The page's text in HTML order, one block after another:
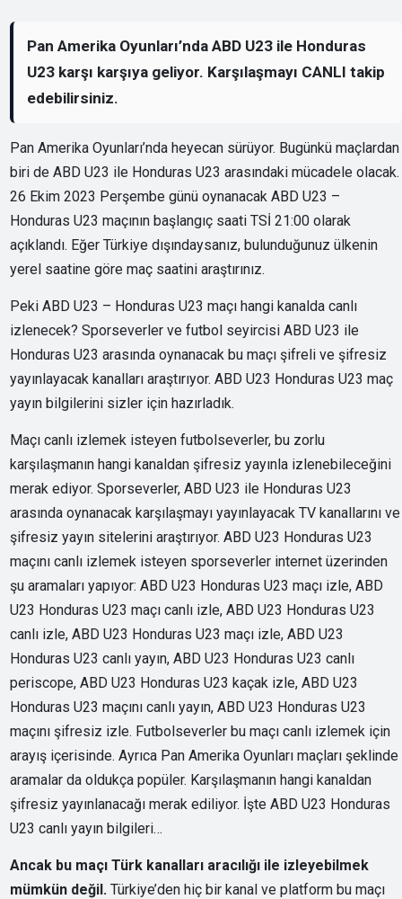
Pan Amerika Oyunları’nda ABD U23 ile Honduras
U23 karşı karşıya geliyor. Karşılaşmayı CANLI takip
edebilirsiniz.
Pan Amerika Oyunları’nda heyecan sürüyor. Bugünkü maçlardan
biri de ABD U23 ile Honduras U23 arasındaki mücadele olacak.
26 Ekim 2023 Perşembe günü oynanacak ABD U23 –
Honduras U23 maçının başlangıç saati TSİ 21:00 olarak
açıklandı. Eğer Türkiye dışındaysanız, bulunduğunuz ülkenin
yerel saatine göre maç saatini araştırınız.
Peki ABD U23 – Honduras U23 maçı hangi kanalda canlı
izlenecek? Sporseverler ve futbol seyircisi ABD U23 ile
Honduras U23 arasında oynanacak bu maçı şifreli ve şifresiz
yayınlayacak kanalları araştırıyor. ABD U23 Honduras U23 maç
yayın bilgilerini sizler için hazırladık.
Maçı canlı izlemek isteyen futbolseverler, bu zorlu
karşılaşmanın hangi kanaldan şifresiz yayınla izlenebileceğini
merak ediyor. Sporseverler, ABD U23 ile Honduras U23
arasında oynanacak karşılaşmayı yayınlayacak TV kanallarını ve
şifresiz yayın sitelerini araştırıyor. ABD U23 Honduras U23
maçını canlı izlemek isteyen sporseverler internet üzerinden
şu aramaları yapıyor: ABD U23 Honduras U23 maçı izle, ABD
U23 Honduras U23 maçı canlı izle, ABD U23 Honduras U23
canlı izle, ABD U23 Honduras U23 maçı izle, ABD U23
Honduras U23 canlı yayın, ABD U23 Honduras U23 canlı
periscope, ABD U23 Honduras U23 kaçak izle, ABD U23
Honduras U23 maçını canlı yayın, ABD U23 Honduras U23
maçını şifresiz izle. Futbolseverler bu maçı canlı izlemek için
arayış içerisinde. Ayrıca Pan Amerika Oyunları maçları şeklinde
aramalar da oldukça popüler. Karşılaşmanın hangi kanaldan
şifresiz yayınlanacağı merak ediliyor. İşte ABD U23 Honduras
U23 canlı yayın bilgileri…
Ancak bu maçı Türk kanalları aracılığı ile izleyebilmek
mümkün değil. Türkiye’den hiç bir kanal ve platform bu maçı